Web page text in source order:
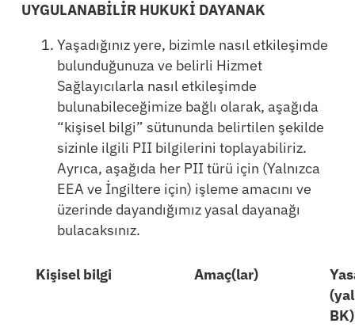
UYGULANABİLİR HUKUKİ DAYANAK
Yaşadığınız yere, bizimle nasıl etkileşimde
bulunduğunuza ve belirli Hizmet
Sağlayıcılarla nasıl etkileşimde
bulunabileceğimize bağlı olarak, aşağıda
“kişisel bilgi” sütununda belirtilen şekilde
sizinle ilgili PII bilgilerini toplayabiliriz.
Ayrıca, aşağıda her PII türü için (Yalnızca
EEA ve İngiltere için) işleme amacını ve
üzerinde dayandığımız yasal dayanağı
bulacaksınız.
Kişisel bilgi Amaç(lar)
BK)